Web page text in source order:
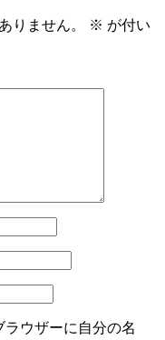
りません。 ※ が付い
ウザーに自分の名